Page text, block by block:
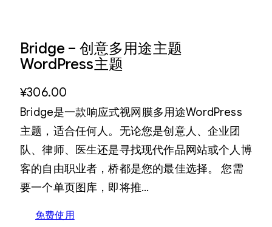
Bridge – 创意多用途主题
WordPress主题
¥306.00
Bridge是一款响应式视网膜多用途WordPress
主题，适合任何人。无论您是创意人、企业团
队、律师、医生还是寻找现代作品网站或个人博
客的自由职业者，桥都是您的最佳选择。 您需
要一个单页图库，即将推…
免费使用